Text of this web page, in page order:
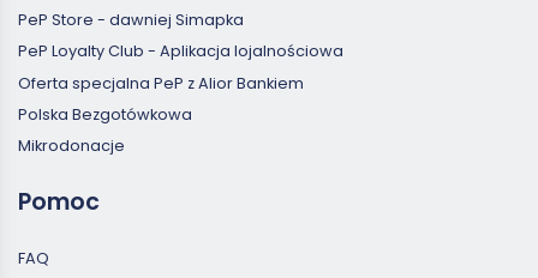
PeP Store - dawniej Simapka
PeP Loyalty Club - Aplikacja lojalnościowa
Oferta specjalna PeP z Alior Bankiem
Polska Bezgotówkowa
Mikrodonacje
Pomoc
FAQ